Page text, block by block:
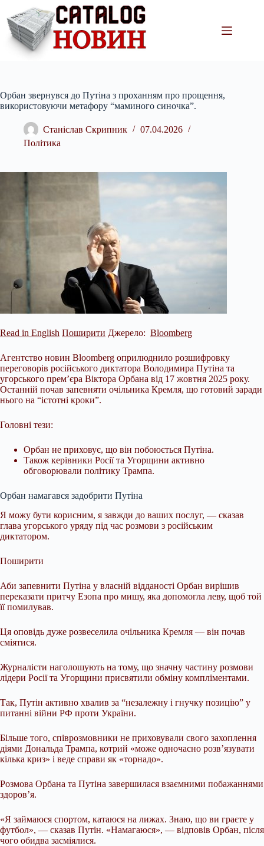
вмісту
Орбан звернувся до Путіна з проханням про прощення,
використовуючи метафору “маминого синочка”.
Станіслав Скрипник
07.04.2026
Політика
Read in English Поширити Джерело: Bloomberg
Агентство новин Bloomberg оприлюднило розшифровку
переговорів російського диктатора Володимира Путіна та
угорського прем’єра Віктора Орбана від 17 жовтня 2025 року.
Останній почав запевняти очільника Кремля, що готовий заради
нього на “істотні кроки”.
Головні тези:
Орбан не приховує, що він побоюється Путіна.
Також керівники Росії та Угорщини активно
обговорювали політику Трампа.
Орбан намагався задобрити Путіна
Я можу бути корисним, я завжди до ваших послуг, — сказав
глава угорського уряду під час розмови з російським
диктатором.
Поширити
Аби запевнити Путіна у власній відданості Орбан вирішив
переказати притчу Езопа про мишу, яка допомогла леву, щоб той
її помилував.
Ця оповідь дуже розвеселила очільника Кремля — він почав
сміятися.
Журналісти наголошують на тому, що значну частину розмови
лідери Росії та Угорщини присвятили обміну компліментами.
Так, Путін активно хвалив за “незалежну і гнучку позицію” у
питанні війни РФ проти України.
Більше того, співрозмовники не приховували свого захоплення
діями Дональда Трампа, котрий «може одночасно розв’язувати
кілька криз» і веде справи як «торнадо».
Розмова Орбана та Путіна завершилася взаємними побажаннями
здоров’я.
«Я займаюся спортом, катаюся на лижах. Знаю, що ви граєте у
футбол», — сказав Путін. «Намагаюся», — відповів Орбан, після
чого обидва засміялися.